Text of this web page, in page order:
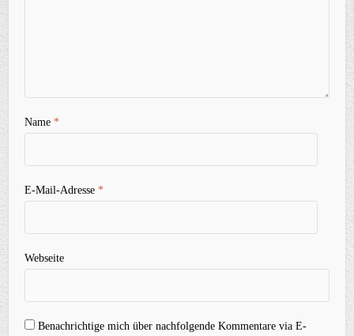
Name*
E-Mail-Adresse*
Webseite
Benachrichtige mich über nachfolgende Kommentare via E-